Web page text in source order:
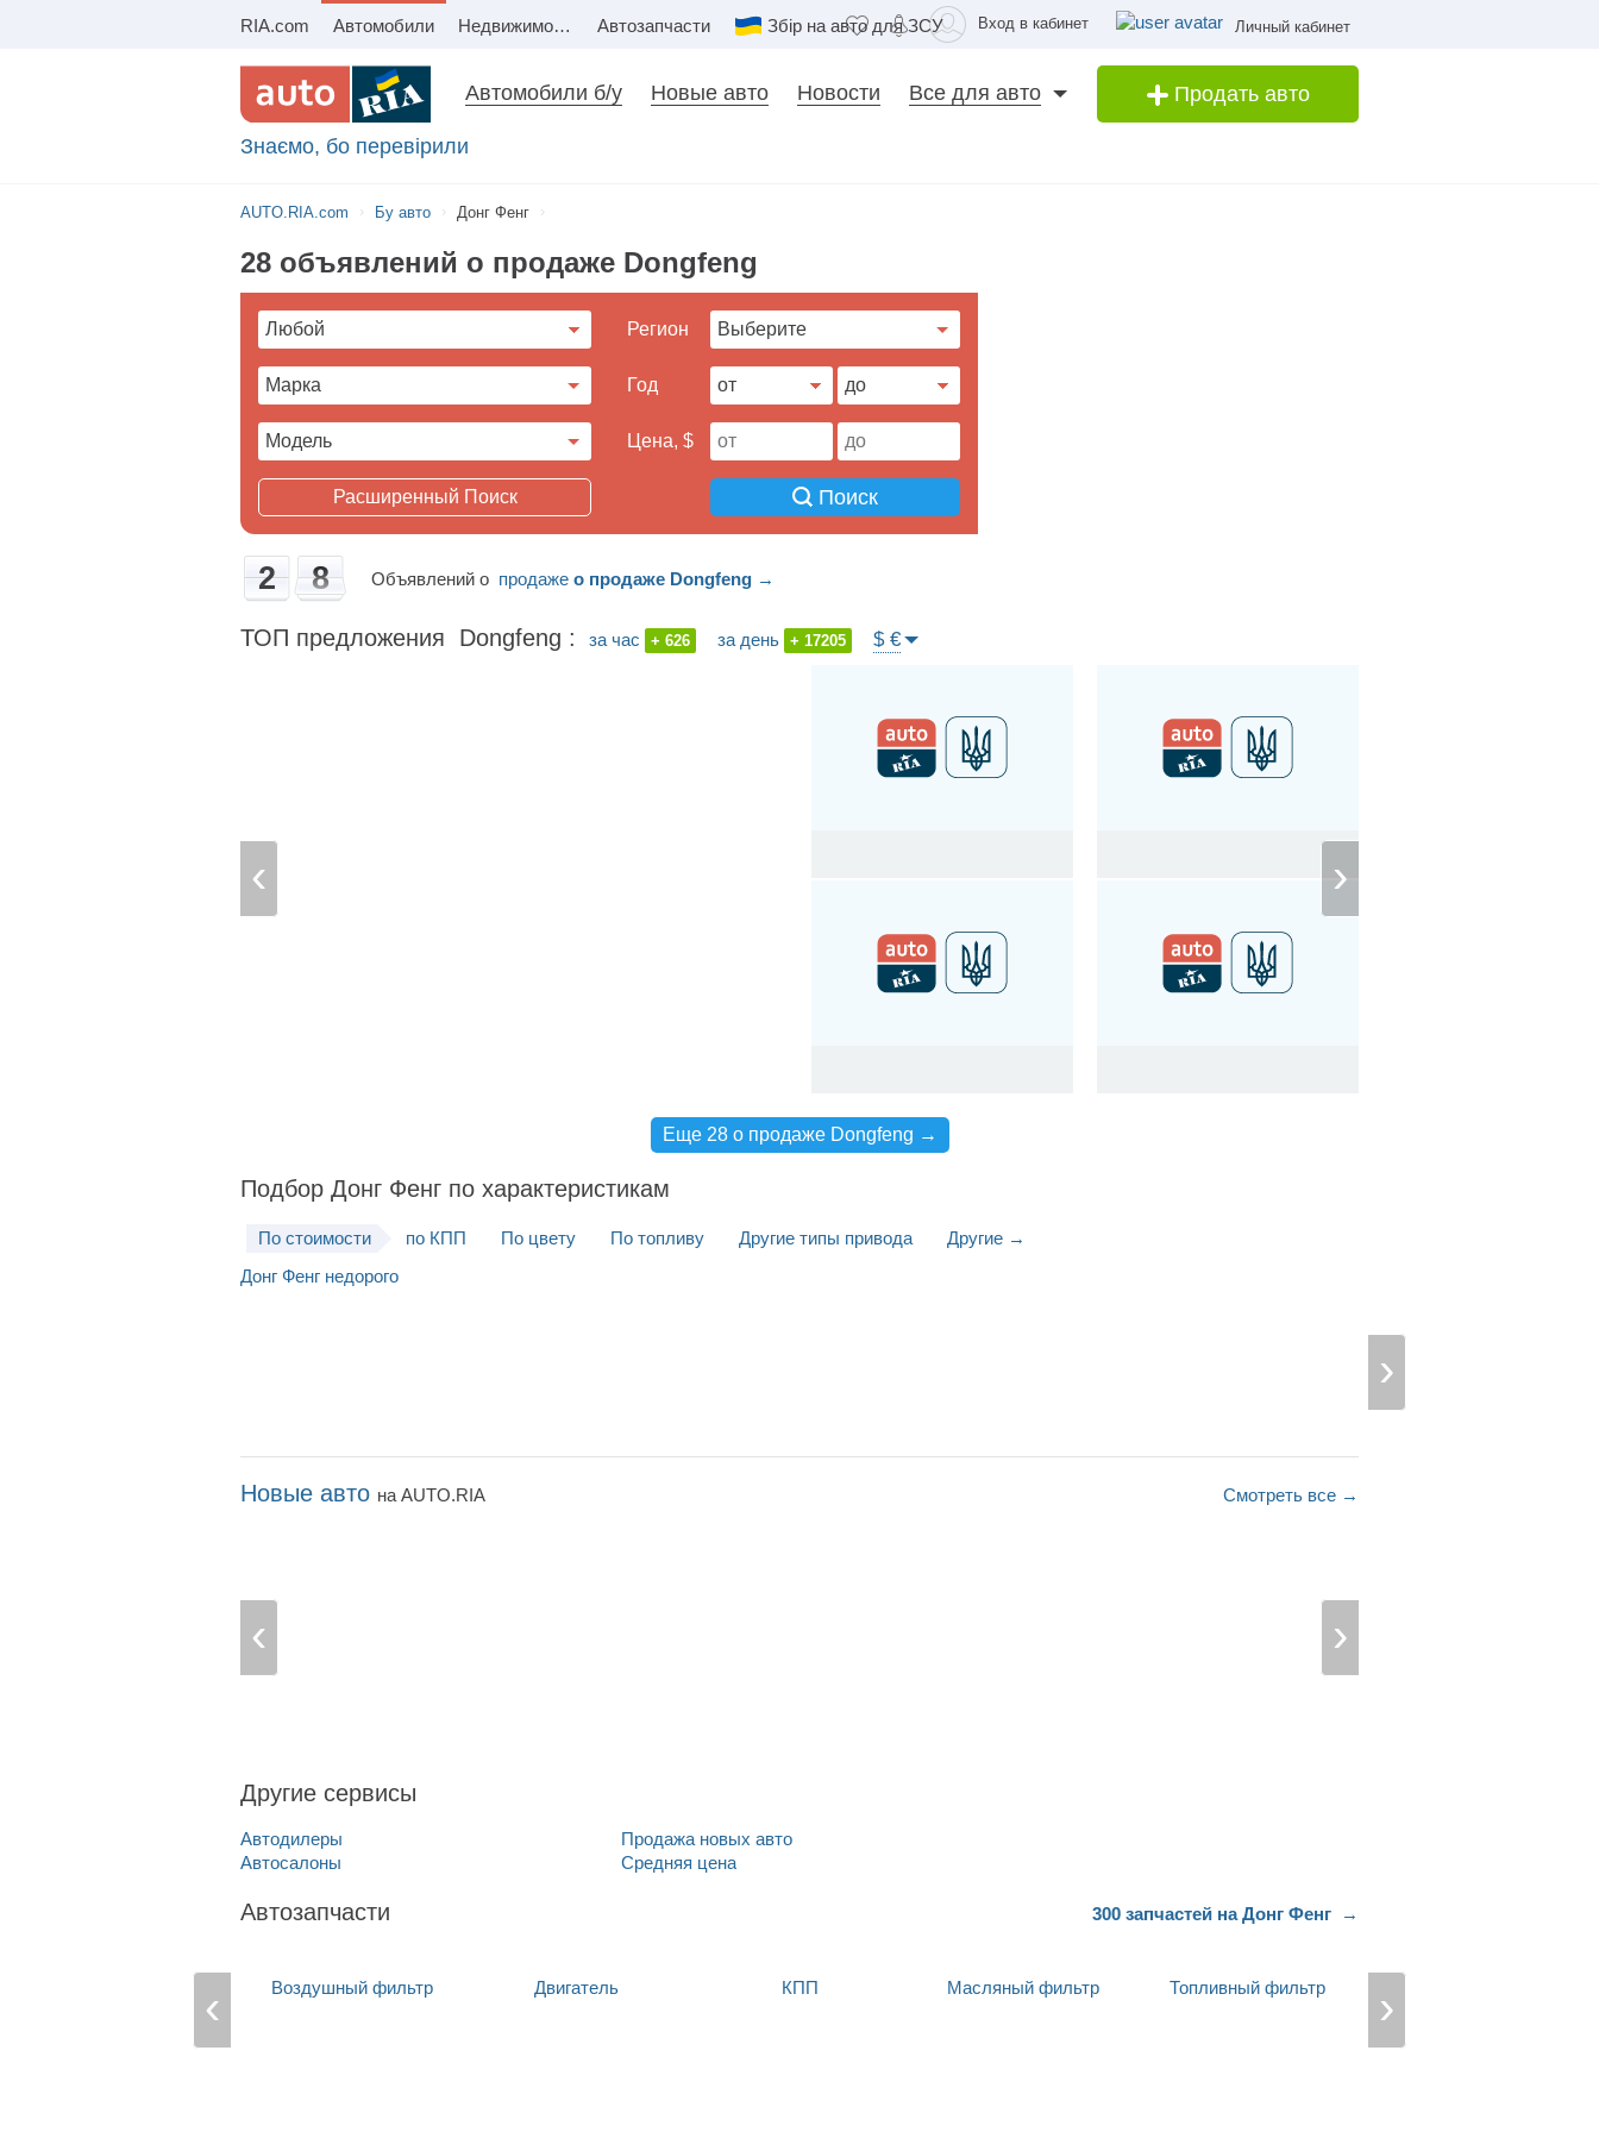
Вход в кабинет Личный кабинет
RIA.com Автомобили Недвижимость Автозапчасти Збір на авто для ЗСУ
Продать авто
Автомобили б/у Новые авто Новости Все для авто
Знаємо, бо перевірили
AUTO.RIA.com Бу авто Донг Фенг
28 объявлений о продаже Dongfeng
Регион
Год
Цена, $
Расширенный Поиск Поиск
2 8 Объявлений о продаже о продаже Dongfeng →
ТОП предложения Dongfeng : за час + 626 за день + 17205 $ €
Еще 28 о продаже Dongfeng →
Подбор Донг Фенг по характеристикам
По стоимости по КПП По цвету По топливу Другие типы привода
Другие →
Донг Фенг недорого
Новые авто на AUTO.RIA Смотреть все
Другие сервисы
Автодилеры
Автосалоны
Продажа новых авто
Средняя цена
Автозапчасти 300 запчастей на Донг Фенг
Воздушный фильтр Двигатель КПП Масляный фильтр Топливный фильтр